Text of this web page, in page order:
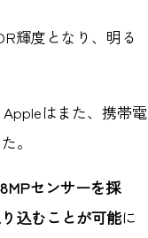
輝度となり、明る
はまた、携帯電
。
センサーを採
込むことが可能に